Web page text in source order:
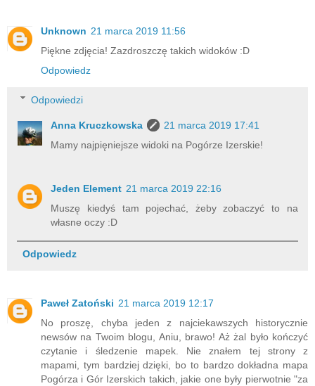
Unknown 21 marca 2019 11:56
Piękne zdjęcia! Zazdroszczę takich widoków :D
Odpowiedz
Odpowiedzi
Anna Kruczkowska
21 marca 2019 17:41
Mamy najpięniejsze widoki na Pogórze Izerskie!
Jeden Element 21 marca 2019 22:16
Muszę kiedyś tam pojechać, żeby zobaczyć to na
własne oczy :D
Odpowiedz
Paweł Zatoński 21 marca 2019 12:17
No proszę, chyba jeden z najciekawszych historycznie
newsów na Twoim blogu, Aniu, brawo! Aż żal było kończyć
czytanie i śledzenie mapek. Nie znałem tej strony z
mapami, tym bardziej dzięki, bo to bardzo dokładna mapa
Pogórza i Gór Izerskich takich, jakie one były pierwotnie "za